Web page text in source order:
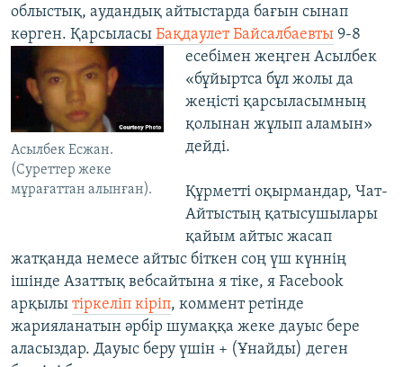
облыстық, аудандық айтыстарда бағын сынап
көрген. Қарсыласы Бақдаулет Байсалбаевты 9-8
есебімен жеңген
Асылбек Есжан.
(Суреттер жеке
мұрағаттан алынған).
Асылбек
«бұйыртса бұл жолы да
жеңісті қарсыласымның
қолынан жұлып аламын»
дейді.
Құрметті оқырмандар, Чат-
Айтыстың қатысушылары
қайым айтыс жасап
жатқанда немесе айтыс біткен соң үш күннің
ішінде Азаттық вебсайтына я тіке, я Facebook
арқылы тіркеліп кіріп, коммент ретінде
жарияланатын әрбір шумаққа жеке дауыс бере
аласыздар. Дауыс беру үшін + (Ұнайды) деген